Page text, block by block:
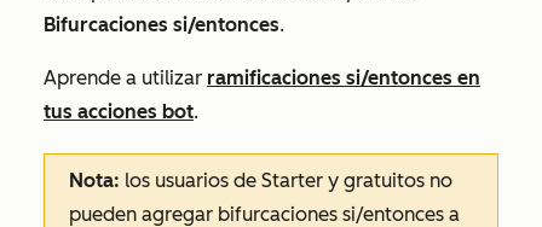
Bifurcaciones si/entonces.
Aprende a utilizar ramificaciones si/entonces en
tus acciones bot.
Nota: los usuarios de Starter y gratuitos no
pueden agregar bifurcaciones si/entonces a